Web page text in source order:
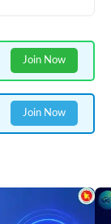
Join Now
Join Now